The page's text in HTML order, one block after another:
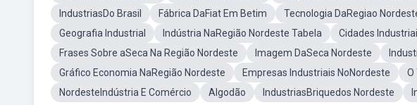
IndustriasDo Brasil
Fábrica DaFiat Em Betim Tecnologia DaRegiao
Geografia Industrial
Indústria NaRegião Nordeste Tabela Cidades
Frases Sobre aSeca Na Região Nordeste
Imagem DaSeca Nordeste
Gráfico Economia NaRegião Nordeste
Empresas Industriais NoNordeste
O
NordesteIndústria E Comércio
Algodão IndustriasBriquedos Nordeste